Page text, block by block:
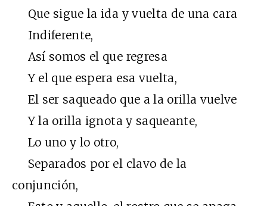
Que sigue la ida y vuelta de una cara
Indiferente,
Así somos el que regresa
Y el que espera esa vuelta,
El ser saqueado que a la orilla vuelve
Y la orilla ignota y saqueante,
Lo uno y lo otro,
Separados por el clavo de la
conjunción,